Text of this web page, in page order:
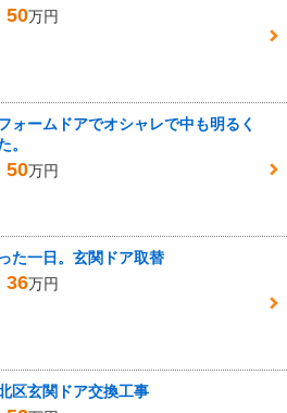
50万円
ォームドアでオシャレで中も明るく
。
50万円
た一日。玄関ドア取替
36万円
区玄関ドア交換工事